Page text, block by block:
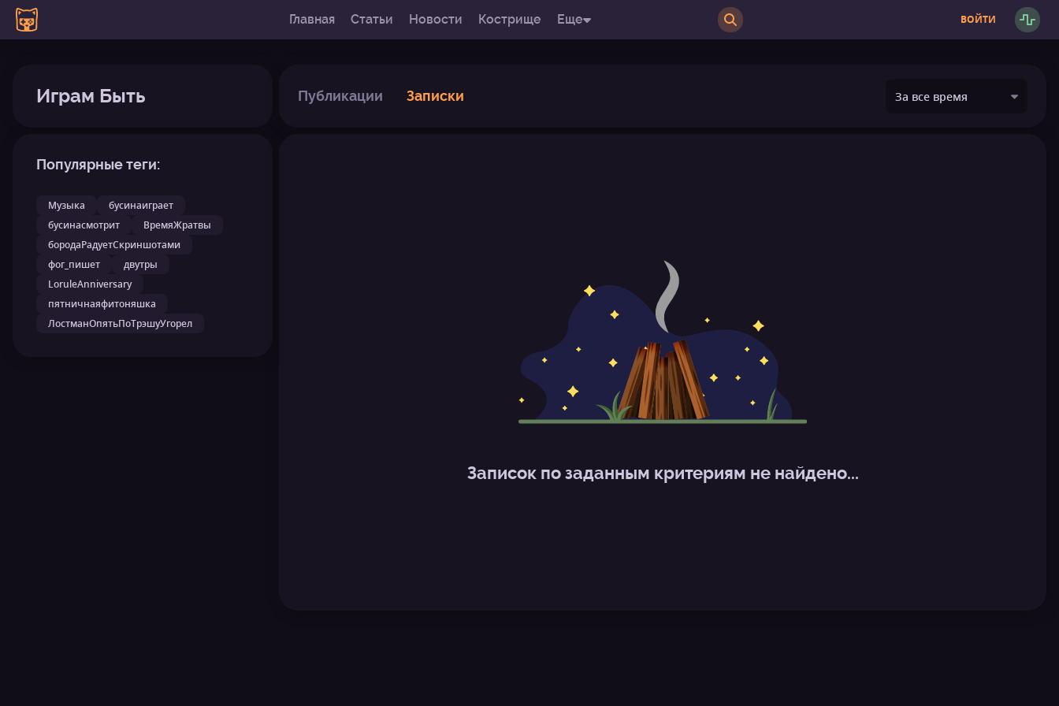
Главная Статьи Новости Кострище Еще ВОЙТИ
Играм Быть Публикации Записки
Популярные теги:
Музыка
бусинаиграет
бусинасмотрит
ВремяЖратвы
бородаРадуетСкриншотами
фог_пишет
двутры
LoruleAnniversary
пятничнаяфитоняшка
ЛостманОпятьПоТрэшуУгорел
Записок по заданным критериям не найдено...